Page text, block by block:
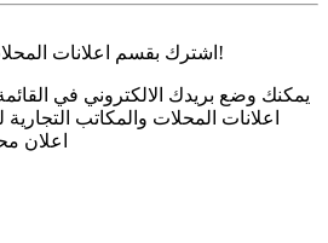
اشترك بقسم اعلانات المحلات والمكاتب التجارية مجاناً!
يمكنك وضع بريدك الالكتروني في
اعلانات المحلات والمكاتب
اعلان